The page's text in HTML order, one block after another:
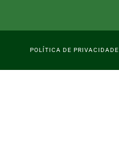
POLÍTICA DE PRIVACIDADE